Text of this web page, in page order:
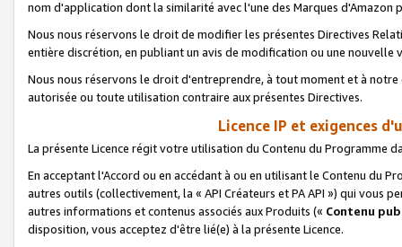
nom d'application dont la similarité avec l'une des Marques
Nous nous réservons le droit de modifier les présentes Directives
entière discrétion, en publiant un avis de modification ou une nouvelle
Nous nous réservons le droit d'entreprendre, à tout moment et à
autorisée ou toute utilisation contraire aux présentes Directives.
Licence IP et exigences
La présente Licence régit votre utilisation du Contenu du Programme
En acceptant l'Accord ou en accédant à ou en utilisant le Contenu du
autres outils (collectivement, la « API Créateurs et PA API ») qui vous
autres informations et contenus associés aux Produits (« Contenu
disposition, vous acceptez d'être lié(e) à la présente Licence.